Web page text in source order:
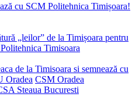
cu SCM Politehnica Timișoara!
„leilor” de la Timișoara pentru
Timisoara
de la Timisoara si semnează cu
Oradea CSM Oradea